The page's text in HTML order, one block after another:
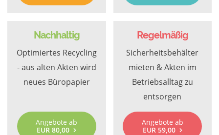
Nachhaltig
Optimiertes Recycling
- aus alten Akten wird
neues Büropapier
Angebote ab
EUR 80,00
Regelmäßig
Sicherheitsbehälter
mieten & Akten im
Betriebsalltag zu
entsorgen
Angebote ab
EUR 59,00